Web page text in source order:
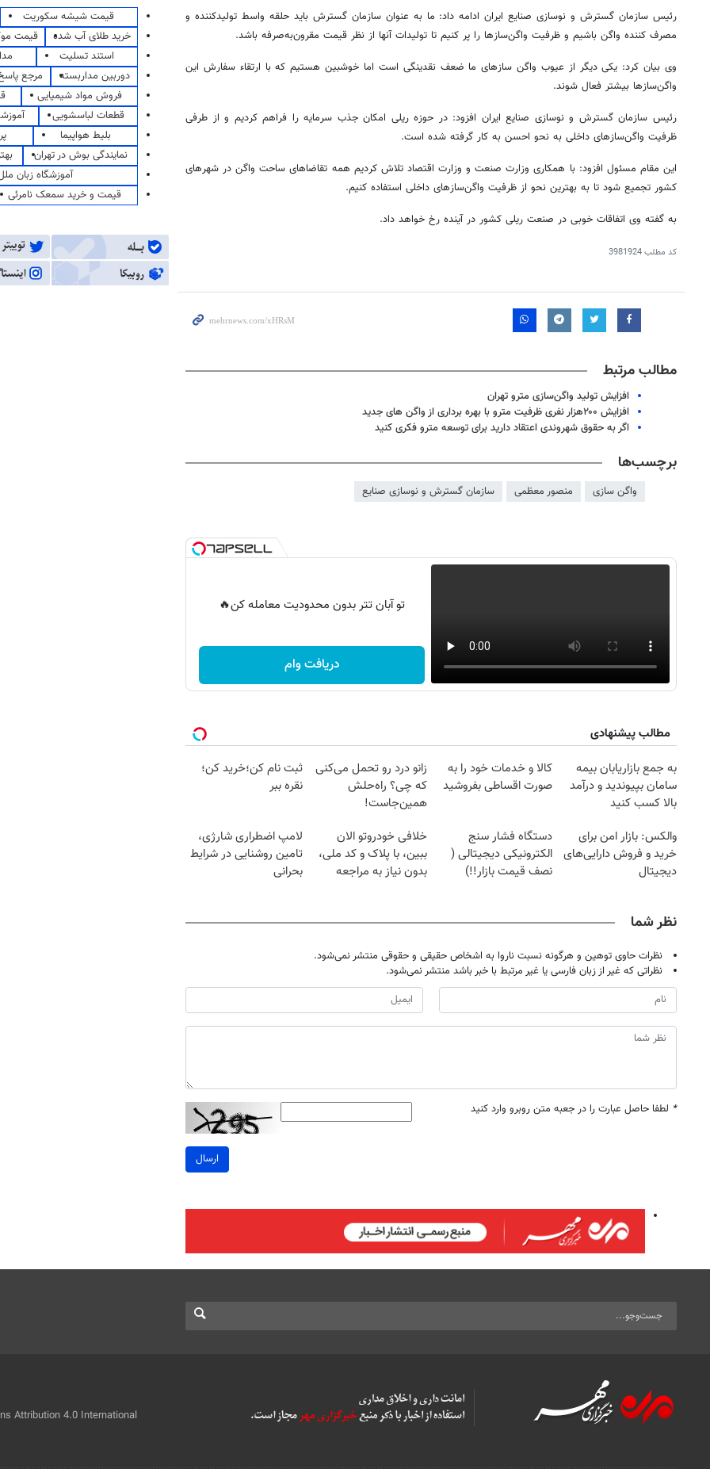
رئیس سازمان گسترش و نوسازی صنایع ایران ادامه داد: ما به عنوان سازمان گسترش باید حلقه واسط تولیدکننده و
مصرف کننده واگن باشیم و ظرفیت واگن‌سازها را پر کنیم تا تولیدات آنها از نظر قیمت مقرون‌به‌صرفه باشد.
وی بیان کرد: یکی دیگر از عیوب واگن‌ سازهای ما ضعف نقدینگی است اما خوشبین هستیم که با ارتقاء سفارش این
واگن‌سازها بیشتر فعال شوند.
رئیس سازمان گسترش و نوسازی صنایع ایران افزود: در حوزه ریلی امکان جذب سرمایه را فراهم کردیم و از طرفی
ظرفیت واگن‌سازهای داخلی به نحو احسن به کار گرفته شده است.
این مقام مسئول افزود: با همکاری وزارت صنعت و وزارت اقتصاد تلاش کردیم همه تقاضاهای ساحت واگن در شهرهای
کشور تجمیع شود تا به بهترین نحو از ظرفیت واگن‌سازهای داخلی استفاده کنیم.
به گفته وی اتفاقات خوبی در صنعت ریلی کشور در آینده رخ خواهد داد.
کد مطلب3981924
مطالب مرتبط
افزایش تولید واگن‌سازی مترو تهران
افزایش ۲۰۰هزار نفری ظرفیت مترو با بهره برداری از واگن های جدید
اگر به حقوق شهروندی اعتقاد دارید برای توسعه مترو فکری کنید
برچسب‌ها
واگن سازی منصور معظمی سازمان گسترش و نوسازی صنایع
تو آبان تتر بدون محدودیت معامله کن🔥
دریافت وام
مطالب پیشنهادی
به جمع بازاریابان بیمه
سامان بپیوندید و درآمد
بالا کسب کنید
کالا و خدمات خود را به
صورت اقساطی بفروشید
زانو درد رو تحمل می‌کنی
که چی؟ راه‌حلش
همین‌جاست!
ثبت نام کن؛خرید کن؛
نقره ببر
والکس: بازار امن برای
خرید و فروش دارایی‌های
دیجیتال
دستگاه فشار سنج
الکترونیکی دیجیتالی (
نصف قیمت بازار!!)
خلافی خودروتو الان
ببین، با پلاک و کد ملی،
بدون نیاز به مراجعه
لامپ اضطراری شارژی،
تامین روشنایی در شرایط
بحرانی
نظر شما
نظرات حاوی توهین و هرگونه نسبت ناروا به اشخاص حقیقی و حقوقی منتشر نمی‌شود.
نظراتی که غیر از زبان فارسی یا غیر مرتبط با خبر باشد منتشر نمی‌شود.
* لطفا حاصل عبارت را در جعبه متن روبرو وارد کنید
ارسال
قیمت شیشه سکوریت
خرید طلای آب شده
قیمت
استند تسلیت
دوربین مداربسته
مرجع
فروش مواد شیمیایی
قطعات لباسشویی
بلیط هواپیما
نمایندگی بوش در تهران
آموزشگاه زبان
قیمت و خرید سمعک نامرئی
Attribution 4.0 International